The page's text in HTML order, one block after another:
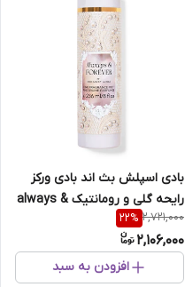
بادی اسپلش بث اند بادی ورکز
رایحه گلی و رومانتیک always &
forever
2,721,000
22%
2,106,000
افزودن به سبد